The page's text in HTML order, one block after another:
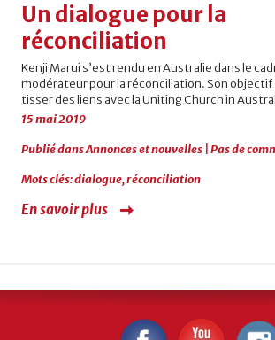
Un dialogue pour la
réconciliation
Kenji Marui s’est rendu en Australie dans le
modérateur pour la réconciliation. Son
tisser des liens avec la Uniting Church in
15 mai 2019
Publié dansAnnonces et nouvelles Pas de
Mots clés:dialogue,réconciliation
En savoir plus